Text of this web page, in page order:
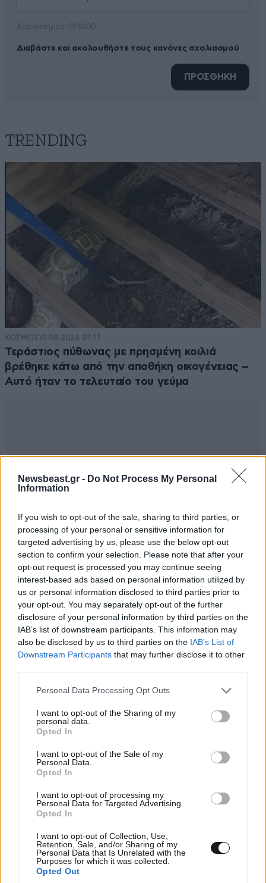
Newsbeast.gr - Do Not Process My Personal
Information
If you wish to opt-out of the sale, sharing to third parties, or
processing of your personal or sensitive information for
targeted advertising by us, please use the below opt-out
section to confirm your selection. Please note that after your
opt-out request is processed you may continue seeing
interest-based ads based on personal information utilized by
us or personal information disclosed to third parties prior to
your opt-out. You may separately opt-out of the further
disclosure of your personal information by third parties on the
IAB’s list of downstream participants. This information may
also be disclosed by us to third parties on the IAB’s List of
Downstream Participants that may further disclose it to other
Please note that this website/app uses one or more Google
not limited to your visit or usage behaviour. You may click to
grant or deny consent to Google and its third-party tags to
use your data for below specified purposes in below Google
consent section.
Personal Data Processing Opt Outs
I want to opt-out of the Sharing of my
personal data.
Opted In
I want to opt-out of the Sale of my
Personal Data.
Opted In
I want to opt-out of processing my
Personal Data for Targeted Advertising.
Opted In
I want to opt-out of Collection, Use,
Retention, Sale, and/or Sharing of my
Personal Data that Is Unrelated with the
Purposes for which it was collected.
Opted Out
Διαβάστε και ακολουθήστε τους κανόνες σχολιασμού
ΠΡΟΣΘΗΚΗ
TRENDING
ΚΟΣΜΟΣ10·08·2026 07:17
Τεράστιος πύθωνας με πρησμένη κοιλιά
βρέθηκε κάτω από την αποθήκη οικογένειας –
Αυτό ήταν το τελευταίο του γεύμα